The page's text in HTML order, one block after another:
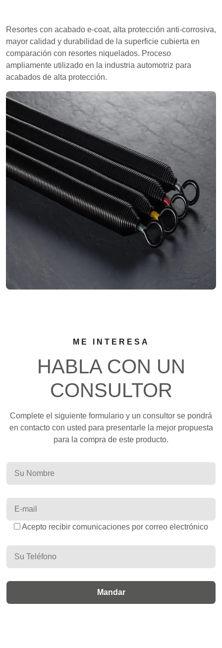
Resortes con acabado e-coat, alta protección anti-corrosiva,
mayor calidad y durabilidad de la superficie cubierta en
comparación con resortes niquelados. Proceso
ampliamente utilizado en la industria automotriz para
acabados de alta protección.
ME INTERESA
HABLA CON UN
CONSULTOR
Complete el siguiente formulario y un consultor se pondrá
en contacto con usted para presentarle la mejor propuesta
para la compra de este producto.
Acepto recibir comunicaciones por correo electrónico